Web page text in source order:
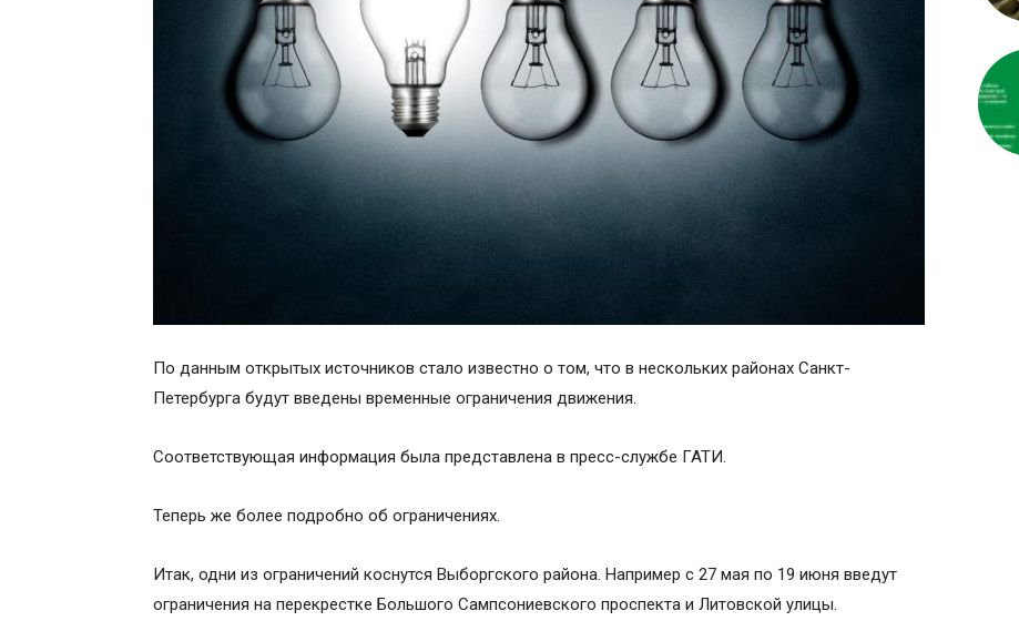
По данным открытых источников стало известно о том, что в нескольких районах Санкт-
Петербурга будут введены временные ограничения движения.
Соответствующая информация была представлена в пресс-службе ГАТИ.
Теперь же более подробно об ограничениях.
Итак, одни из ограничений коснутся Выборгского района. Например с 27 мая по 19 июня введут
ограничения на перекрестке Большого Сампсониевского проспекта и Литовской улицы.